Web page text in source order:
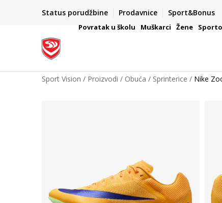
Status porudžbine Prodavnice Sport&Bonus
VAŽNO OBAVEŠTENJE ZA POTROŠAČE
Povratak u školu Muškarci Žene
Sport Vision Proizvodi Obuća Sprinterice Nike